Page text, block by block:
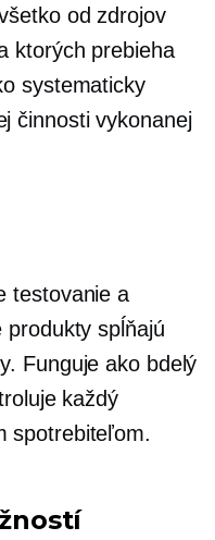
od zdrojov
ktorých prebieha
systematicky
činnosti vykonanej
testovanie a
spĺňajú
Funguje ako bdelý
každý
spotrebiteľom.